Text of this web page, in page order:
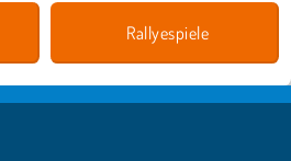
Rallyespiele